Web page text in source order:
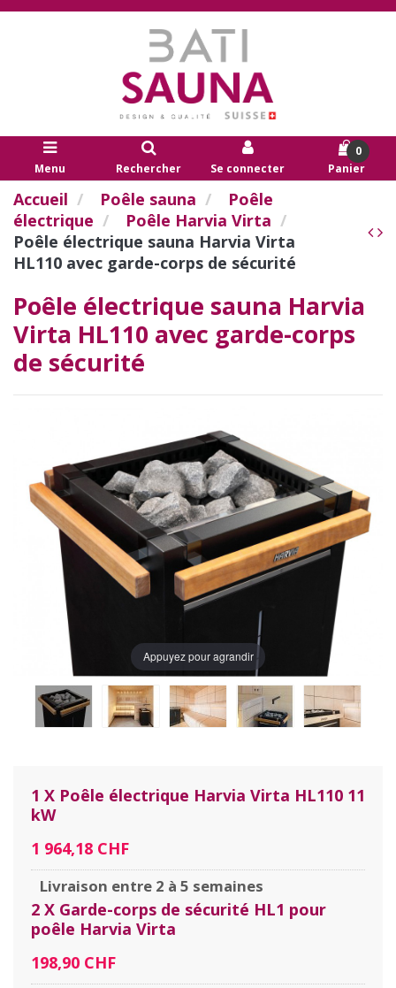
Menu Rechercher Se connecter
0
Panier
Accueil Poêle sauna
Poêle
électrique
Poêle Harvia Virta
Poêle électrique sauna Harvia Virta
HL110 avec garde-corps de sécurité
Poêle électrique sauna Harvia
Virta HL110 avec garde-corps
de sécurité
Appuyez pour agrandir
1 X Poêle électrique Harvia Virta HL110 11
kW
1 964,18 CHF
Livraison entre 2 à 5 semaines
2 X Garde-corps de sécurité HL1 pour
poêle Harvia Virta
198,90 CHF